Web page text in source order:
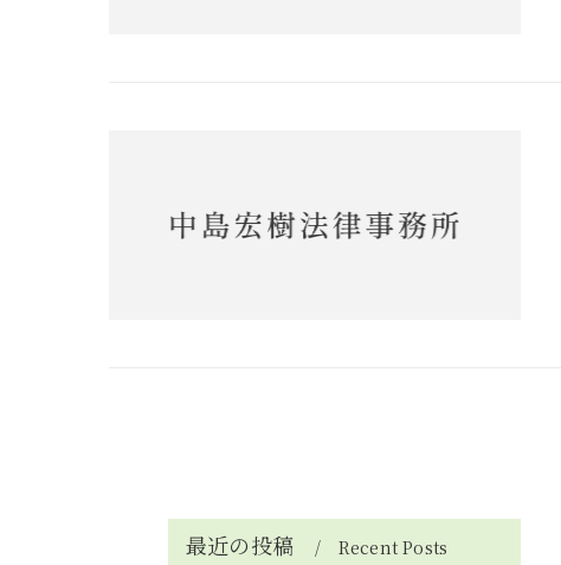
最近の投稿 Recent Posts